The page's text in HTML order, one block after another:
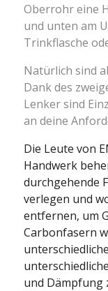
Oberrohr eine
und unten am
Trinkflasche
Natürlich sind
Dank des
Lenker sind
an deine
Die Leute von
Handwerk
durchgehende
verlegen und
entfernen, um
Carbonfasern
und Dämpfung